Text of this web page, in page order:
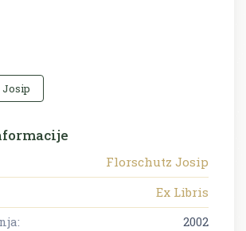
Florschutz Josip
Ex Libris
2002